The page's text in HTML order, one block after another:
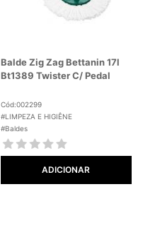
Balde Zig Zag Bettanin 17l
Bt1389 Twister C/ Pedal
Cód:002299
#LIMPEZA E HIGIÊNE
#Baldes
ADICIONAR